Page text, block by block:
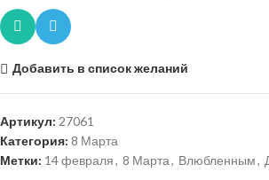
Добавить в список желаний
Артикул: 27061
Категория: 8 Марта
Метки: 14 февраля, 8 Марта, Влюбленным,